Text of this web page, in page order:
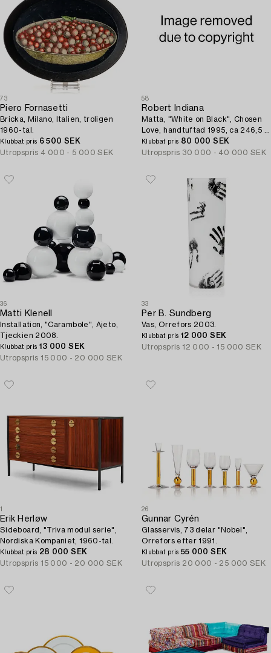
73
Piero Fornasetti
Bricka, Milano, Italien, troligen
1960-tal.
Klubbat pris 6 500 SEK
Utropspris 4 000 - 5 000 SEK
58
Robert Indiana
Matta, "White on Black", Chosen
Love, handtuftad 1995, ca 246,5 x
245,5 cm, Robert Indiana.
Klubbat pris 80 000 SEK
Utropspris 30 000 - 40 000 SEK
36
Matti Klenell
Installation, "Carambole", Ajeto,
Tjeckien 2008.
Klubbat pris 13 000 SEK
Utropspris 15 000 - 20 000 SEK
33
Per B. Sundberg
Vas, Orrefors 2003.
Klubbat pris 12 000 SEK
Utropspris 12 000 - 15 000 SEK
1
Erik Herløw
Sideboard, "Triva modul serie",
Nordiska Kompaniet, 1960-tal.
Klubbat pris 28 000 SEK
Utropspris 15 000 - 20 000 SEK
26
Gunnar Cyrén
Glasservis, 73 delar "Nobel",
Orrefors efter 1991.
Klubbat pris 55 000 SEK
Utropspris 20 000 - 25 000 SEK